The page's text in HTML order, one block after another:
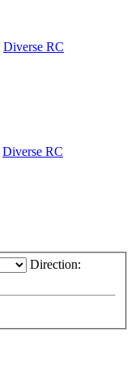
Diverse RC
Diverse RC
Direction: